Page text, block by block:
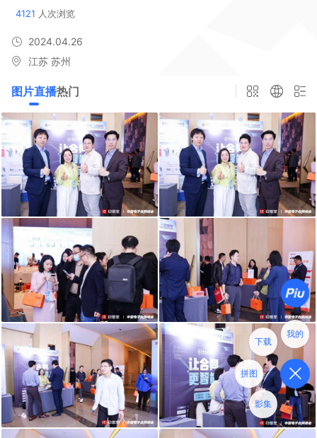
4121 人次浏览
2024.04.26
江苏 苏州
图片直播热门
我的
下载
拼图
影集